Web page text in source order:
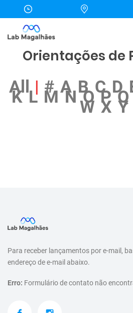
Orientações de
All| # A B C D
K L M N O P Q
W X Y
Para receber lançamentos por e-mail,
endereço de e-mail abaixo.
Erro: Formulário de contato não